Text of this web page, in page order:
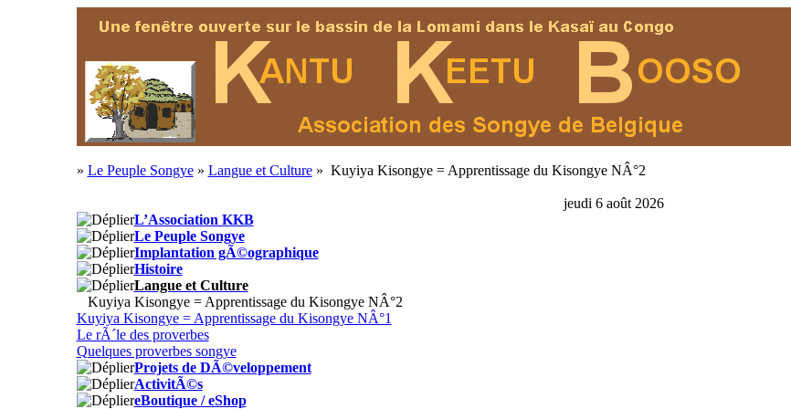
» Le Peuple Songye» Langue et Culture» Kuyiya Kisongye = Apprentissage du Kisongye NÂ°2
jeudi 6 août 2026
L’Association KKB
Le Peuple Songye
Implantation gÃ©ographique
Histoire
Langue et Culture
Kuyiya Kisongye = Apprentissage du Kisongye NÂ°2
Kuyiya Kisongye = Apprentissage du Kisongye NÂ°1
Le rÃ´le des proverbes
Quelques proverbes songye
Projets de DÃ©veloppement
ActivitÃ©s
eBoutique / eShop